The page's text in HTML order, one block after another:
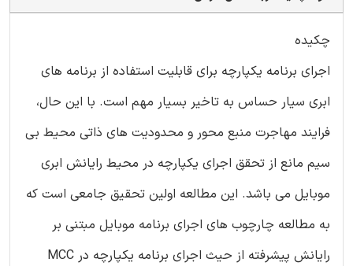
چکیده
اجرای برنامه یکپارچه برای قابلیت استفاده از برنامه های
ابری سیار حساس به تاخیر بسیار مهم است. با این حال،
فرایند مهاجرت منبع محور و محدودیت های ذاتی محیط بی
سیم مانع از تحقق اجرای یکپارچه در محیط رایانش ابری
موبایل می باشد. این مطالعه اولین تحقیق جامعی است که
به مطالعه چارچوب های اجرای برنامه موبایل مبتنی بر
رایانش پیشرفته از حیث اجرای برنامه یکپارچه در MCC